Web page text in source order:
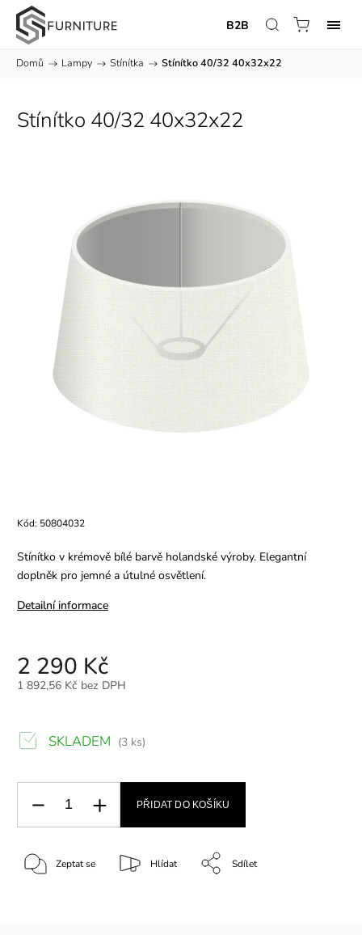
B2B
Domů / Lampy / Stínítka / Stínítko 40/32 40x32x22
Stínítko 40/32 40x32x22
Kód: 50804032
Stínítko v krémově bílé barvě holandské výroby. Elegantní
doplněk pro jemné a útulné osvětlení.
Detailní informace
2 290 Kč
1 892,56 Kč bez DPH
SKLADEM (3 ks)
PŘIDAT DO KOŠÍKU
Zeptat se Hlídat Sdílet